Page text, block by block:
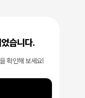
습니다.
확인해 보세요!